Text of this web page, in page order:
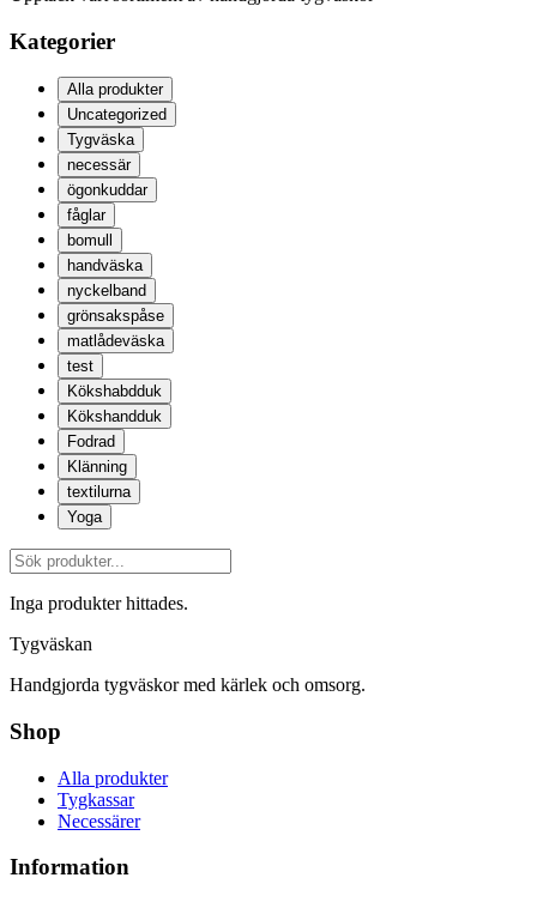
Kategorier
Alla produkter
Uncategorized
Tygväska
necessär
ögonkuddar
fåglar
bomull
handväska
nyckelband
grönsakspåse
matlådeväska
test
Kökshabdduk
Kökshandduk
Fodrad
Klänning
textilurna
Yoga
Inga produkter hittades.
Tygväskan
Handgjorda tygväskor med kärlek och omsorg.
Shop
Alla produkter
Tygkassar
Necessärer
Information